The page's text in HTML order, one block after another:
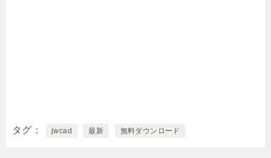
タグ jwcad 最新 無料ダウンロード